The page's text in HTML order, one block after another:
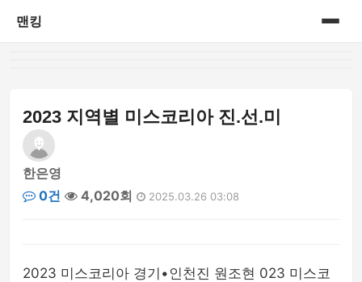
맨킹
2023 지역별 미스코리아 진.선.미
한은영
0건
4,020회 2025.03.26 03:08
2023 미스코리아 경기•인천진 원조현 023 미스코